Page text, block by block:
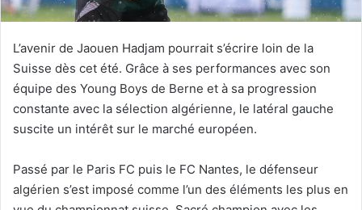
L’avenir de Jaouen Hadjam pourrait s’écrire loin de la
Suisse dès cet été. Grâce à ses performances avec son
équipe des Young Boys de Berne et à sa progression
constante avec la sélection algérienne, le latéral gauche
suscite un intérêt sur le marché européen.
Passé par le Paris FC puis le FC Nantes, le défenseur
algérien s’est imposé comme l’un des éléments les plus en